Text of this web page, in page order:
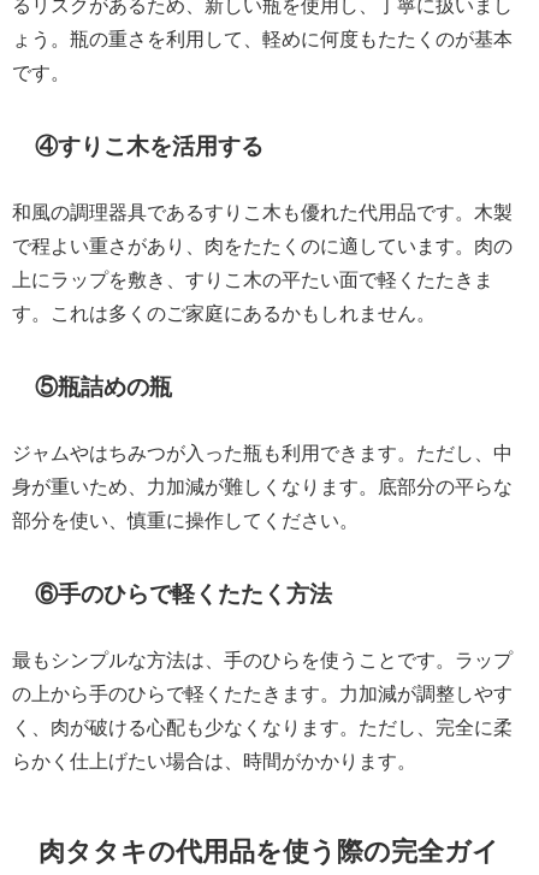
るリスクがあるため、新しい瓶を使用し、丁寧に扱いまし
ょう。瓶の重さを利用して、軽めに何度もたたくのが基本
です。
④すりこ木を活用する
和風の調理器具であるすりこ木も優れた代用品です。木製
で程よい重さがあり、肉をたたくのに適しています。肉の
上にラップを敷き、すりこ木の平たい面で軽くたたきま
す。これは多くのご家庭にあるかもしれません。
⑤瓶詰めの瓶
ジャムやはちみつが入った瓶も利用できます。ただし、中
身が重いため、力加減が難しくなります。底部分の平らな
部分を使い、慎重に操作してください。
⑥手のひらで軽くたたく方法
最もシンプルな方法は、手のひらを使うことです。ラップ
の上から手のひらで軽くたたきます。力加減が調整しやす
く、肉が破ける心配も少なくなります。ただし、完全に柔
らかく仕上げたい場合は、時間がかかります。
肉タタキの代用品を使う際の完全ガイ